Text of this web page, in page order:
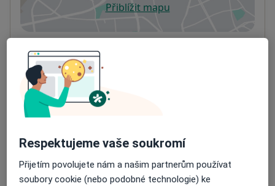
Přiblížit mapuse otevře v nové záložce
Co mám v takové situaci udělat?
Způsoby platby (soukromé návštěvy)
Na teto adrese lékař přijímá pacienty na pojišťovnu
Víceo adrese
Respektujeme vaše soukromí
Přijetím povolujete nám a našim partnerům používat
soubory cookie (nebo podobné technologie) ke